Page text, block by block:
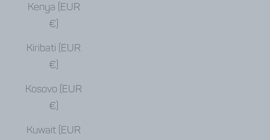
Kenya (EUR
€)
Kiribati (EUR
€)
Kosovo (EUR
€)
Kuwait (EUR